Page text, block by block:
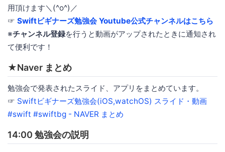
用頂けます＼(^o^)／
☞ Swiftビギナーズ勉強会 Youtube公式チャンネルはこちら
※チャンネル登録を行うと動画がアップされたときに通知され
て便利です！
★Naver まとめ
勉強会で発表されたスライド、アプリをまとめています。
☞ Swiftビギナーズ勉強会(iOS,watchOS) スライド・動画
#swift #swiftbg - NAVER まとめ
14:00 勉強会の説明